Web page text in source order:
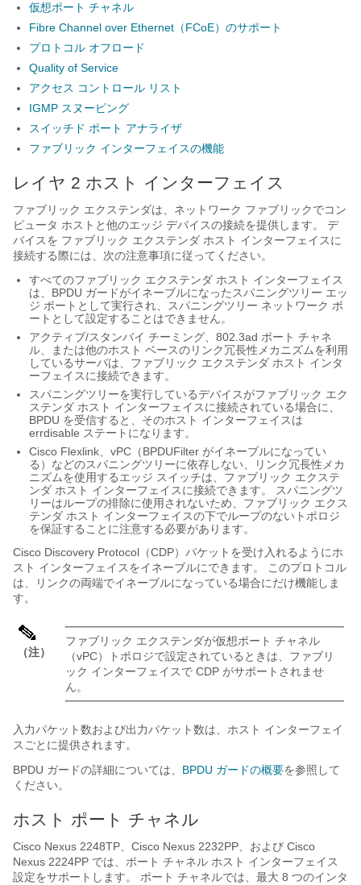
仮想ポート チャネル
Fibre Channel over Ethernet（FCoE）のサポート
プロトコル オフロード
Quality of Service
アクセス コントロール リスト
IGMP スヌーピング
スイッチド ポート アナライザ
ファブリック インターフェイスの機能
レイヤ 2 ホスト インターフェイス
ファブリック エクステンダは、ネットワーク ファブリックでコン
ピュータ ホストと他のエッジ デバイスの接続を提供します。 デ
バイスを ファブリック エクステンダ ホスト インターフェイスに
接続する際には、次の注意事項に従ってください。
すべてのファブリック エクステンダ ホスト インターフェイス
は、BPDU ガードがイネーブルになったスパニングツリー エッ
ジ ポートとして実行され、スパニングツリー ネットワーク ポ
ートとして設定することはできません。
アクティブ/スタンバイ チーミング、802.3ad ポート チャネ
ル、または他のホスト ベースのリンク冗長性メカニズムを利用
しているサーバは、 ファブリック エクステンダ ホスト インタ
ーフェイスに接続できます。
スパニングツリーを実行しているデバイスがファブリック エク
ステンダ ホスト インターフェイスに接続されている場合に、
BPDU を受信すると、そのホスト インターフェイスは
errdisable ステートになります。
Cisco Flexlink、vPC（BPDUFilter がイネーブルになってい
る）などのスパニングツリーに依存しない、リンク冗長性メカ
ニズムを使用するエッジ スイッチは、 ファブリック エクステ
ンダ ホスト インターフェイスに接続できます。 スパニングツ
リーはループの排除に使用されないため、 ファブリック エクス
テンダ ホスト インターフェイスの下でループのないトポロジ
を保証することに注意する必要があります。
Cisco Discovery Protocol（CDP）パケットを受け入れるようにホ
スト インターフェイスをイネーブルにできます。 このプロトコル
は、リンクの両端でイネーブルになっている場合にだけ機能しま
す。
（注）
ファブリック エクステンダが仮想ポート チャネル
（vPC）トポロジで設定されているときは、ファブリ
ック インターフェイスで CDP がサポートされませ
ん。
入力パケット数および出力パケット数は、ホスト インターフェイ
スごとに提供されます。
BPDU ガードの詳細については、 BPDU ガードの概要を参照して
ください。
ホスト ポート チャネル
Cisco Nexus 2248TP Cisco Nexus 2232PP 、および Cisco
Nexus 2224PP では、ポート チャネル ホスト インターフェイス
設定をサポートします。 ポート チャネルでは、最大 8 つのインタ